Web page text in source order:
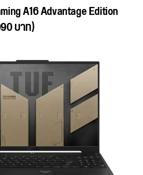
A16 Advantage Edition
บาท)